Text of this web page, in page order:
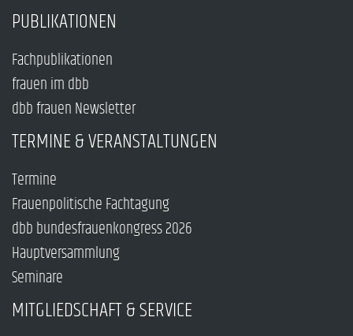
PUBLIKATIONEN
Fachpublikationen
frauen im dbb
dbb frauen Newsletter
TERMINE & VERANSTALTUNGEN
Termine
Frauenpolitische Fachtagung
dbb bundesfrauenkongress 2026
Hauptversammlung
Seminare
MITGLIEDSCHAFT & SERVICE